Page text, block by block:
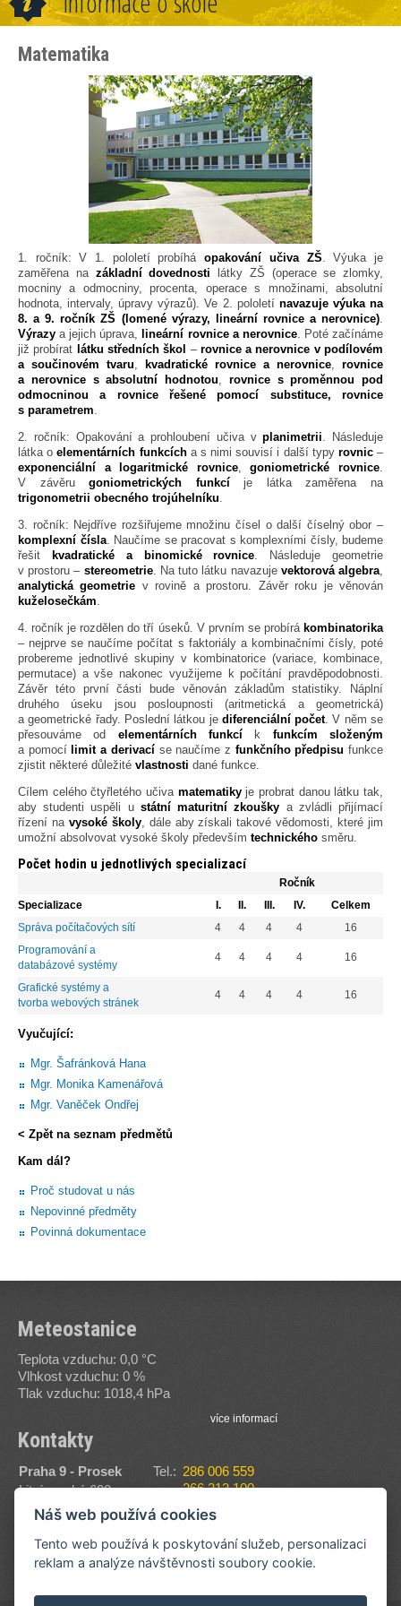
Matematika
1. ročník: V 1. pololetí probíháopakování učiva ZŠ . Výuka je
zaměřena na základní dovednosti látky ZŠ (operace se zlomky,
mocniny a odmocniny, procenta, operace s množinami, absolutní
hodnota, intervaly, úpravy výrazů). Ve 2. pololetí navazuje výuka na
8. a 9. ročník ZŠ (lomené výrazy, lineární rovnice a nerovnice)
Výrazy a jejich úprava, lineární rovnice a nerovnice. Poté začínáme
již probírat látku středních škol – rovnice a nerovnice v podílovém
a součinovém tvaru
kvadratické rovnice a nerovnice
rovnice
a nerovnice s absolutní hodnotou
rovnice s proměnnou pod
odmocninou a rovnice řešené pomocí substituce, rovnice
s parametrem
2. ročník: Opakování a prohloubení učiva vplanimetrii . Následuje
látka oelementárních funkcícha s nimi souvisí i další typy rovnic–
exponenciální a logaritmické rovnice,goniometrické rovnice
V závěrugoniometrických funkcíje látka zaměřena na
trigonometrii obecného trojúhelníku
3. ročník: Nejdříve rozšiřujeme množinu čísel o další číselný obor –
komplexní čísla. Naučíme se pracovat s komplexními čísly, budeme
řešit
kvadratické a binomické rovnice . Následuje geometrie
v prostoru – stereometrie. Na tuto látku navazuje vektorová algebra
analytická geometrie v rovině a prostoru. Závěr roku je věnován
kuželosečkám
4. ročník je rozdělen do tří úseků. V prvním se probírá kombinatorika
– nejprve se naučíme počítat s faktoriály a kombinačními čísly, poté
probereme jednotlivé skupiny v kombinatorice (variace, kombinace,
permutace) a vše nakonec využijeme k počítání pravděpodobnosti.
Závěr této první části bude věnován základům statistiky. Náplní
druhého úseku jsou posloupnosti (aritmetická a geometrická)
a geometrické řady. Poslední látkou je diferenciální počet. V něm se
přesouváme od elementárních funkcí k funkcím složeným
a pomocí limit a derivacíse naučíme z funkčního předpisu funkce
zjistit některé důležité vlastnosti dané funkce.
Cílem celého čtyřletého učiva matematikyje probrat danou látku tak,
aby studenti uspěli u státní maturitní zkoušky a zvládli přijímací
řízení na vysoké školy, dále aby získali takové vědomosti, které jim
umožní absolvovat vysoké školy především technického směru.
Počet hodin u jednotlivých specializací
Ročník
Specializace
I. II. III. IV.
Celkem
Správa počítačových sítí
4 4 4 4
16
Programování a
databázové systémy
4 4 4 4 16
Grafické systémy a
tvorba webových stránek
4 4 4 4 16
Vyučující:
Mgr. Šafránková Hana
Mgr. Monika Kamenářová
Mgr. Vaněček Ondřej
< Zpět na seznam předmětů
Kam dál?
Proč studovat u nás
Nepovinné předměty
Povinná dokumentace
Meteostanice
Teplota vzduchu: 0,0 °C
Vlhkost vzduchu: 0 %
Tlak vzduchu: 1018,4 hPa
více informací
Kontakty
Praha 9 - Prosek
Litvínovská 600
190 00
Zobrazit na mapě
Tel.: 286 006 559
266 313 100
Fax:
286 006 560
E-
mail:
sssvt@sssvt.cz
více informací
Náš web používá cookies
Tento web používá k poskytování služeb, personalizaci
reklam a analýze návštěvnosti soubory cookie.